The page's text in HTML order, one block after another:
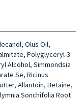
Olus Oil,
Polyglyceryl-3
Alcohol, Simmondsia
Se, Ricinus
Allan­toin, Betaine,
Son­chifolia Root